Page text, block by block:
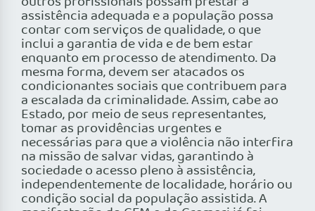
assistência adequada e a população possa
contar com serviços de qualidade, o que
inclui a garantia de vida e de bem estar
enquanto em processo de atendimento. Da
mesma forma, devem ser atacados os
condicionantes sociais que contribuem para
a escalada da criminalidade. Assim, cabe ao
Estado, por meio de seus representantes,
tomar as providências urgentes e
necessárias para que a violência não interfira
na missão de salvar vidas, garantindo à
sociedade o acesso pleno à assistência,
independentemente de localidade, horário ou
condição social da população assistida. A